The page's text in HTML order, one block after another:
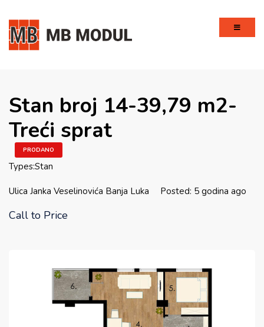
Stan broj 14-39,79 m2-
Treći sprat
PRODANO
Types:Stan
Ulica Janka Veselinovića Banja Luka Posted: 5 godina ago
Call to Price